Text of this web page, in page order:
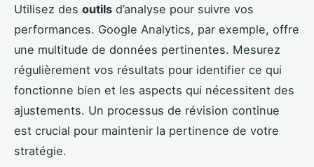
Utilisez des outils d’analyse pour suivre vos
performances. Google Analytics, par exemple, offre
une multitude de données pertinentes. Mesurez
régulièrement vos résultats pour identifier ce qui
fonctionne bien et les aspects qui nécessitent des
ajustements. Un processus de révision continue
est crucial pour maintenir la pertinence de votre
stratégie.